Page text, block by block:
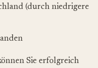
(durch niedrigere
Sie erfolgreich